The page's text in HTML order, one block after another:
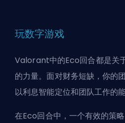
玩数字游戏
Valorant中的Eco回合都是关
的力量。面对财务短缺，你的
以利息智能定位和团队工作的
在Eco回合中，一个有效的策